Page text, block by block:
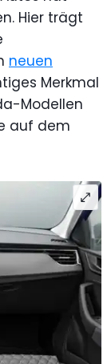
Hier trägt
neuen
Merkmal
Modellen
auf dem